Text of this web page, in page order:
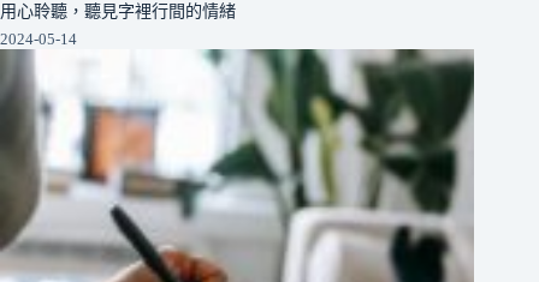
用心聆聽，聽見字裡行間的情緒
2024-05-14